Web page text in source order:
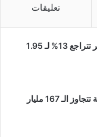
تعليقات
معاملات “الإنتربنك” بمصر تتراجع 13% لـ 1.95
مكاسب البورصة المصرية تتجاوز الـ 167 مليار